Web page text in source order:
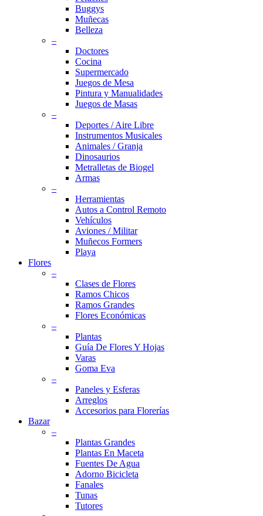
Buggys
Muñecas
Belleza
–
Doctores
Cocina
Supermercado
Juegos de Mesa
Pintura y Manualidades
Juegos de Masas
–
Deportes / Aire Libre
Instrumentos Musicales
Animales / Granja
Dinosaurios
Metralletas de Biogel
Armas
–
Herramientas
Autos a Control Remoto
Vehículos
Aviones / Militar
Muñecos Formers
Playa
Flores
–
Clases de Flores
Ramos Chicos
Ramos Grandes
Flores Económicas
–
Plantas
Guía De Flores Y Hojas
Varas
Goma Eva
–
Paneles y Esferas
Arreglos
Accesorios para Florerías
Bazar
–
Plantas Grandes
Plantas En Maceta
Fuentes De Agua
Adorno Bicicleta
Fanales
Tunas
Tutores